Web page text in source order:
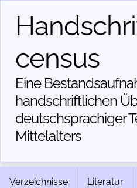
census
Eine
handschriftlichen
deutschsprachiger
Mittelalters
Verzeichnisse Literatur